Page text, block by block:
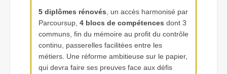
5 diplômes rénovés, un accès harmonisé par
Parcoursup, 4 blocs de compétences dont 3
communs, fin du mémoire au profit du contrôle
continu, passerelles facilitées entre les
métiers. Une réforme ambitieuse sur le papier,
qui devra faire ses preuves face aux défis